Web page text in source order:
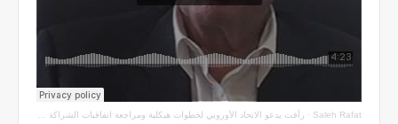
Saleh Rafat
· رأفت يدعو الاتحاد الأوروبي لخطوات هيكلية ومراجعة اتفاقيات الشراكة مع سلطة الاحتلال